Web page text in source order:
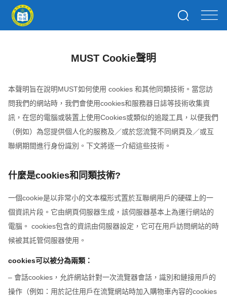
MUST Cookie聲明
本聲明旨在說明MUST如何使用 cookies 和其他同類技術。當您訪
問我們的網站時，我們會使用cookies和服務器日誌等技術收集資
訊，在您的電腦或裝置上使用Cookies或類似的追蹤工具，以便我們
（例如）為您提供個人化的服務及／或於您流覽不同網頁及／或互
聯網期間進行身份識別。下文將逐一介紹這些技術。
什麼是cookies和同類技術?
一個cookie是以非常小的文本檔形式置於互聯網用戶的硬碟上的一
個資訊片段。它由網頁伺服器生成，該伺服器基本上為運行網站的
電腦。 cookies包含的資訊由伺服器設定，它可在用戶訪問網站的時
候被其託管伺服器使用。
cookies可以被分為兩類：
– 會話cookies，允許網站針對一次流覽器會話，識別和鏈接用戶的
操作（例如：用於記住用戶在流覽網站時加入購物車內容的cookies